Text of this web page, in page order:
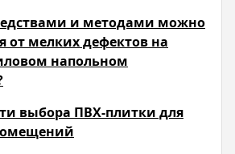
и методами можно
от мелких дефектов на
напольном
выбора ПВХ-плитки для